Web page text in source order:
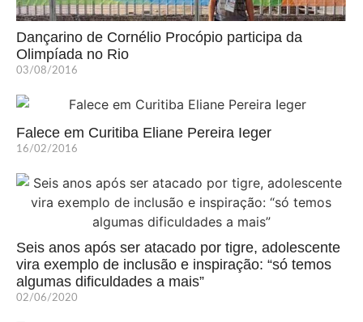
Dançarino de Cornélio Procópio participa da
Olimpíada no Rio
03/08/2016
Falece em Curitiba Eliane Pereira Ieger
16/02/2016
Seis anos após ser atacado por tigre, adolescente
vira exemplo de inclusão e inspiração: “só temos
algumas dificuldades a mais”
02/06/2020